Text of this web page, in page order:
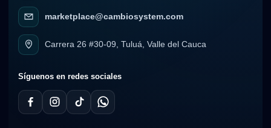
marketplace@cambiosystem.com
Carrera 26 #30-09, Tuluá, Valle del Cauca
Síguenos en redes sociales